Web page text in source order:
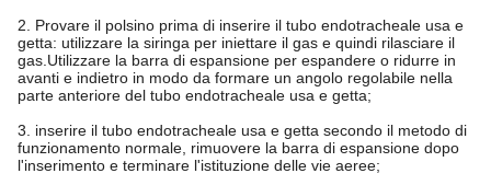
2. Provare il polsino prima di inserire il tubo endotracheale usa e
getta: utilizzare la siringa per iniettare il gas e quindi rilasciare il
gas.Utilizzare la barra di espansione per espandere o ridurre in
avanti e indietro in modo da formare un angolo regolabile nella
parte anteriore del tubo endotracheale usa e getta;
3. inserire il tubo endotracheale usa e getta secondo il metodo di
funzionamento normale, rimuovere la barra di espansione dopo
l'inserimento e terminare l'istituzione delle vie aeree;